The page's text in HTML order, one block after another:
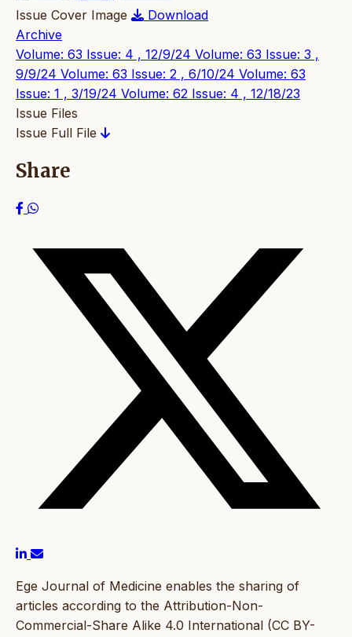
Issue Cover Image
Download
Archive
Volume: 63 Issue: 4 , 12/9/24 Volume: 63 Issue: 3 ,
9/9/24 Volume: 63 Issue: 2 , 6/10/24 Volume: 63
Issue: 1 , 3/19/24 Volume: 62 Issue: 4 , 12/18/23
Issue Files
Issue Full File
Share
Ege Journal of Medicine enables the sharing of
articles according to the Attribution-Non-
Commercial-Share Alike 4.0 International (CC BY-